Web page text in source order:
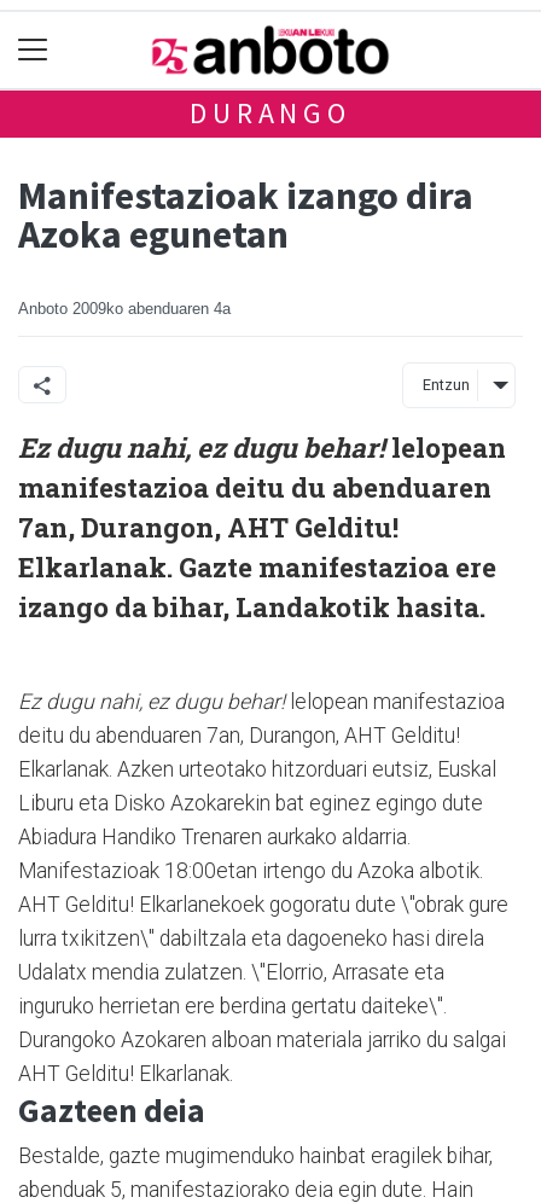
DURANGO
Manifestazioak izango dira
Azoka egunetan
Anboto 2009ko abenduaren 4a
Entzun
Ez dugu nahi, ez dugu behar!lelopean
manifestazioa deitu du abenduaren
7an, Durangon, AHT Gelditu!
Elkarlanak. Gazte manifestazioa ere
izango da bihar, Landakotik hasita.
Ez dugu nahi, ez dugu behar!lelopean manifestazioa
deitu du abenduaren 7an, Durangon, AHT Gelditu!
Elkarlanak. Azken urteotako hitzorduari eutsiz, Euskal
Liburu eta Disko Azokarekin bat eginez egingo dute
Abiadura Handiko Trenaren aurkako aldarria.
Manifestazioak 18:00etan irtengo du Azoka albotik.
AHT Gelditu! Elkarlanekoek gogoratu dute \"obrak gure
lurra txikitzen\" dabiltzala eta dagoeneko hasi direla
Udalatx mendia zulatzen. \"Elorrio, Arrasate eta
inguruko herrietan ere berdina gertatu daiteke\".
Durangoko Azokaren alboan materiala jarriko du salgai
AHT Gelditu! Elkarlanak.
Gazteen deia
Bestalde, gazte mugimenduko hainbat eragilek bihar,
abenduak 5, manifestaziorako deia egin dute. Hain